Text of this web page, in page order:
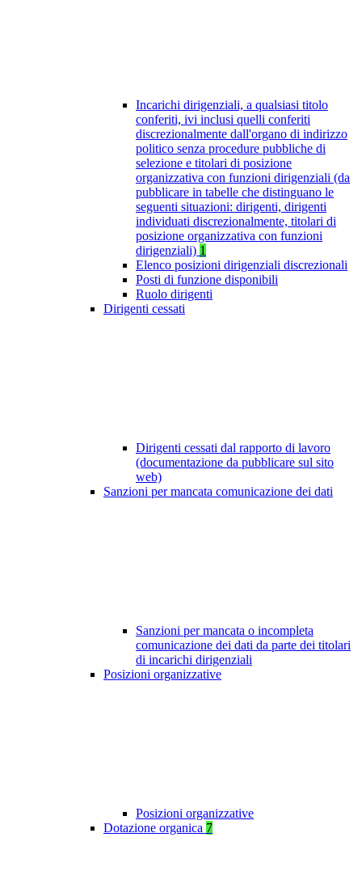
Incarichi dirigenziali, a qualsiasi titolo
conferiti, ivi inclusi quelli conferiti
discrezionalmente dall'organo di indirizzo
politico senza procedure pubbliche di
selezione e titolari di posizione
organizzativa con funzioni dirigenziali (da
pubblicare in tabelle che distinguano le
seguenti situazioni: dirigenti, dirigenti
individuati discrezionalmente, titolari di
posizione organizzativa con funzioni
dirigenziali) 1
Elenco posizioni dirigenziali discrezionali
Posti di funzione disponibili
Ruolo dirigenti
Dirigenti cessati
Dirigenti cessati dal rapporto di lavoro
(documentazione da pubblicare sul sito
web)
Sanzioni per mancata comunicazione dei dati
Sanzioni per mancata o incompleta
comunicazione dei dati da parte dei titolari
di incarichi dirigenziali
Posizioni organizzative
Posizioni organizzative
Dotazione organica 7